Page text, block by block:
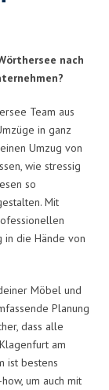
nach
Team aus
in ganz
Umzug von
wie stressig
so
Mit
in die Hände von
Möbel und
Planung
dass alle
am
ist bestens
um auch mit